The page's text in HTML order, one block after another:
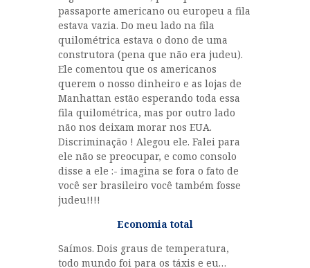
passaporte americano ou europeu a fila
estava vazia. Do meu lado na fila
quilométrica estava o dono de uma
construtora (pena que não era judeu).
Ele comentou que os americanos
querem o nosso dinheiro e as lojas de
Manhattan estão esperando toda essa
fila quilométrica, mas por outro lado
não nos deixam morar nos EUA.
Discriminação ! Alegou ele. Falei para
ele não se preocupar, e como consolo
disse a ele :- imagina se fora o fato de
você ser brasileiro você também fosse
judeu!!!!
Economia total
Saímos. Dois graus de temperatura,
todo mundo foi para os táxis e eu…